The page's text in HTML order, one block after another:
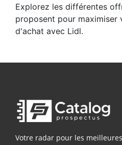
Explorez les différentes
proposent pour maximiser
d'achat avec Lidl.
Votre radar pour les